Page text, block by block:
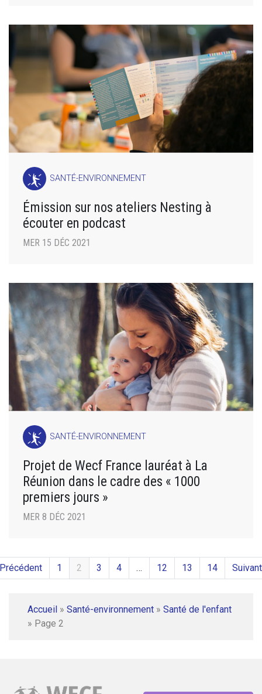
SANTÉ-ENVIRONNEMENT
Émission sur nos ateliers Nesting à
écouter en podcast
MER 15 DÉC 2021
SANTÉ-ENVIRONNEMENT
Projet de Wecf France lauréat à La
Réunion dans le cadre des « 1000
premiers jours »
MER 8 DÉC 2021
1 2 3 4 … 12 13 14
Accueil » Santé-environnement » Santé de l'enfant
» Page 2